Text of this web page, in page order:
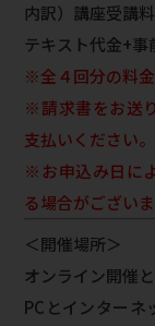
内訳）講座受講
テキスト代金+事
※全４回分の料金
※請求書をお送
支払いください。
※お申込み日に
る場合がございま
＜開催場所＞
オンライン開催
PCとインターネ